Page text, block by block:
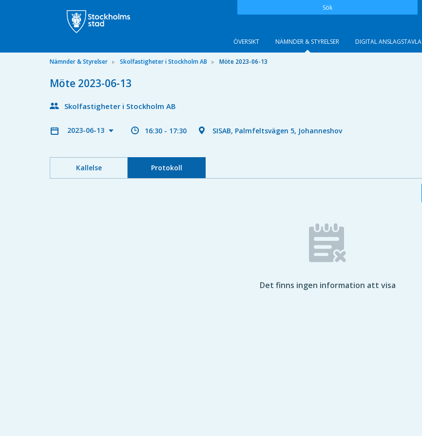
Sök
ÖVERSIKT NÄMNDER & STYRELSER DIGITAL ANSLAGSTAVLA
Nämnder & Styrelser Skolfastigheter i Stockholm AB Möte 2023-06-13
Möte 2023-06-13
Skolfastigheter i Stockholm AB
2023-06-13 16:30 - 17:30 SISAB, Palmfeltsvägen 5, Johanneshov
Kallelse Protokoll
Det finns ingen information att visa